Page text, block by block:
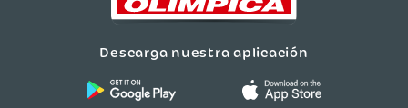
Descarga nuestra aplicación